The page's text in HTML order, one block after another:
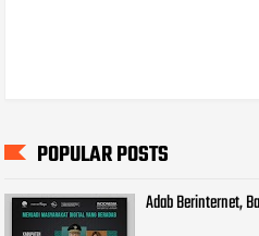
POPULAR POSTS
Adab Berinternet,